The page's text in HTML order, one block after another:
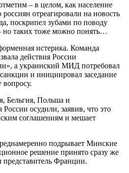
– в целом, как население
отреагировали на новость
поскрипел зубами по поводу
но таких тоже можно понять…
истерика. Команда
действия России
а украинский МИД потребовал
и инициировал заседание
Бельгия, Польша и
осудили, заявив, что это
соглашениям и мешает
подрывает Минские
решение принято сразу же
Франции.